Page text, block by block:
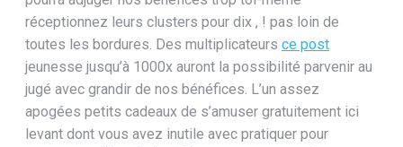
réceptionnez leurs clusters pour dix , ! pas loin de
toutes les bordures. Des multiplicateurs ce post
jeunesse jusqu’à 1000x auront la possibilité parvenir au
jugé avec grandir de nos bénéfices. L’un assez
apogées petits cadeaux de s’amuser gratuitement ici
levant dont vous avez inutile avec pratiquer pour